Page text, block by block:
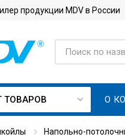
продукции MDV в России
ТОВАРОВ О
Напольно-